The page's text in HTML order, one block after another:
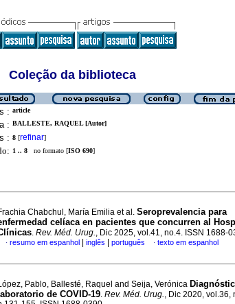
Coleção da biblioteca
: article
: BALLESTE, RAQUEL [Autor]
: 8 [refinar]
1 .. 8 no formato [ISO 690]
Chabchul, María Emilia et al. Seroprevalencia para
celíaca en pacientes que concurren al
. Rev. Méd. Urug., Dic 2025, vol.41, no.4. ISSN 1688-
· resumo em espanhol inglês português · texto em espanhol
Pablo, Ballesté, Raquel and Seija, Verónica
laboratorio de COVID-19. Rev. Méd. Urug., Dic 2020, vol.36,